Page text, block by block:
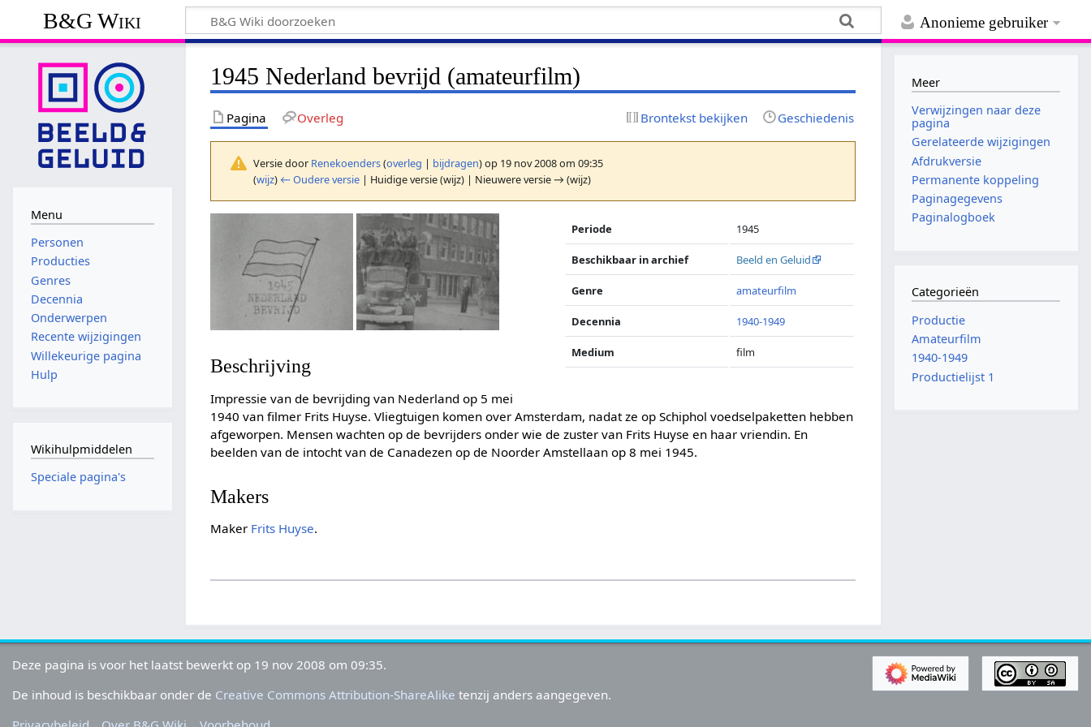
Anonieme gebruiker
B&G Wiki
1945 Nederland bevrijd (amateurfilm)
Pagina Overleg Brontekst bekijken Geschiedenis
Versie door Renekoenders(overleg | bijdragen)op 19 nov 2008 om 09:35
(wijz) ← Oudere versie | Huidige versie (wijz) | Nieuwere versie → (wijz)
Periode 1945
Beschikbaar in archief Beeld en Geluid
Genre amateurfilm
Decennia 1940-1949
Medium film
Beschrijving
Impressie van de bevrijding van Nederland op 5 mei
1940 van filmer Frits Huyse. Vliegtuigen komen over Amsterdam, nadat ze op Schiphol voedselpaketten hebben
afgeworpen. Mensen wachten op de bevrijders onder wie de zuster van Frits Huyse en haar vriendin. En
beelden van de intocht van de Canadezen op de Noorder Amstellaan op 8 mei 1945.
Makers
Maker Frits Huyse.
Menu
Personen
Producties
Genres
Decennia
Onderwerpen
Recente wijzigingen
Willekeurige pagina
Hulp
Wikihulpmiddelen
Speciale pagina's
Meer
Verwijzingen naar deze
pagina
Gerelateerde wijzigingen
Afdrukversie
Permanente koppeling
Paginagegevens
Paginalogboek
Categorieën
Productie
Amateurfilm
1940-1949
Productielijst 1
Deze pagina is voor het laatst bewerkt op 19 nov 2008 om 09:35.
De inhoud is beschikbaar onder de Creative Commons Attribution-ShareAlike tenzij anders aangegeven.